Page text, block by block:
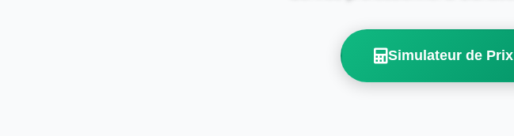
Simulateur de Prix